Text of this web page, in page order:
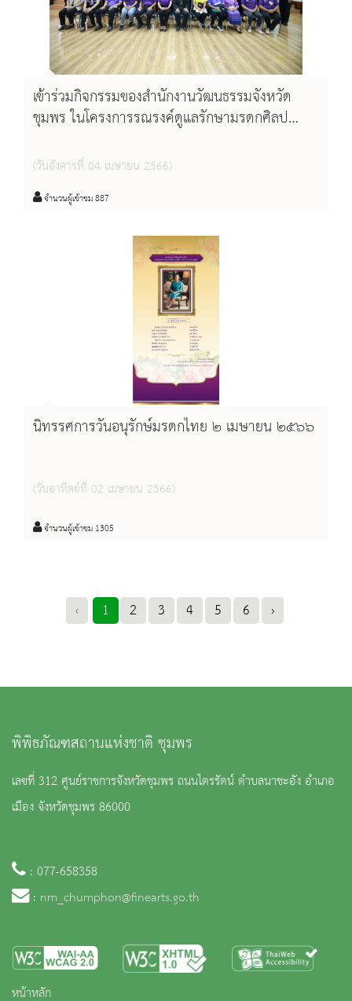
เข้าร่วมกิจกรรมของสำนักงานวัฒนธรรมจังหวัด
ชุมพร ในโครงการรณรงค์ดูแลรักษามรดกศิลป
(วันอังคารที่ 04 เมษายน 2566)
จำนวนผู้เข้าชม 887
นิทรรศการวันอนุรักษ์มรดกไทย ๒ เมษายน ๒๕๖๖
(วันอาทิตย์ที่ 02 เมษายน 2566)
จำนวนผู้เข้าชม 1305
‹ 1 2 3 4 5 6 ›
พิพิธภัณฑสถานแห่งชาติ ชุมพร
เลขที่ 312 ศูนย์ราชการจังหวัดชุมพร ถนนไตรรัตน์ ตำบลนาชะอัง อำเภอ
เมือง จังหวัดชุมพร 86000
: 077-658358
: nm_chumphon@finearts.go.th
หน้าหลัก